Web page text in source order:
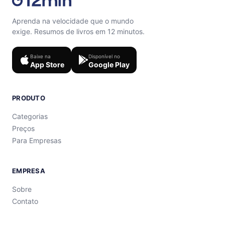
Aprenda na velocidade que o mundo
exige. Resumos de livros em 12 minutos.
Baixe na
App Store
Disponível no
Google Play
PRODUTO
Categorias
Preços
Para Empresas
EMPRESA
Sobre
Contato